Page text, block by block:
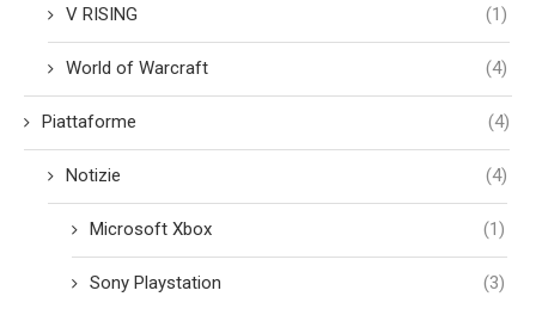
V RISING (1)
World of Warcraft (4)
Piattaforme (4)
Notizie (4)
Microsoft Xbox (1)
Sony Playstation (3)